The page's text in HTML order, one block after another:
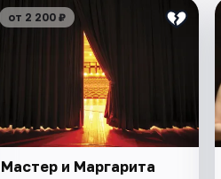
от 2 200 ₽
Мастер и Маргарита